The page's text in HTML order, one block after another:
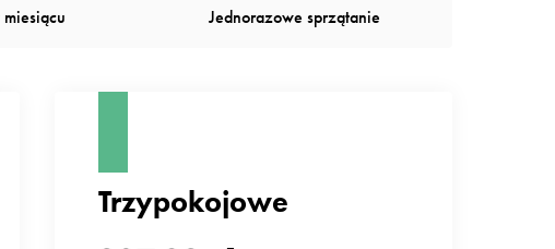
Jednorazowe sprzątanie
Trzypokojowe